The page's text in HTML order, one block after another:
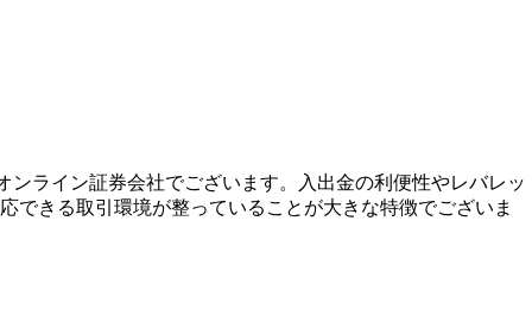
ライン証券会社でございます。入出金の利便性やレバレッ
できる取引環境が整っていることが大きな特徴でございま